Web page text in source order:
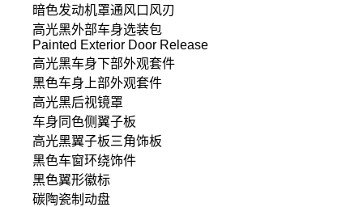
暗色发动机罩通风口风刃
高光黑外部车身选装包
Painted Exterior Door Release
高光黑车身下部外观套件
黑色车身上部外观套件
高光黑后视镜罩
车身同色侧翼子板
高光黑翼子板三角饰板
黑色车窗环绕饰件
黑色翼形徽标
碳陶瓷制动盘